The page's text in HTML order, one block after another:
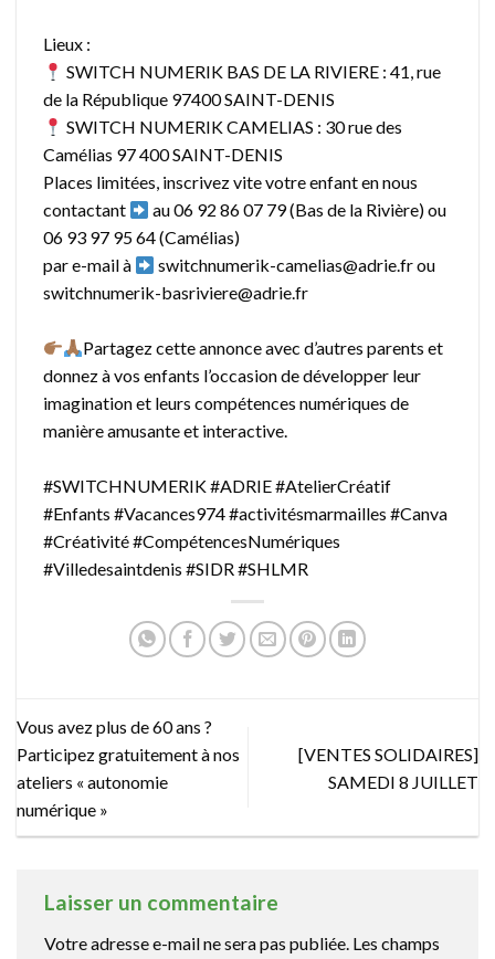
Lieux :
SWITCH NUMERIK BAS DE LA RIVIERE : 41, rue
de la République 97400 SAINT-DENIS
SWITCH NUMERIK CAMELIAS : 30 rue des
Camélias 97 400 SAINT-DENIS
Places limitées, inscrivez vite votre enfant en nous
contactant
au 06 92 86 07 79 (Bas de la Rivière) ou
06 93 97 95 64 (Camélias)
par e-mail à
switchnumerik-camelias@adrie.fr ou
switchnumerik-basriviere@adrie.fr
Partagez cette annonce avec d’autres parents et
donnez à vos enfants l’occasion de développer leur
imagination et leurs compétences numériques de
manière amusante et interactive.
#SWITCHNUMERIK#ADRIE#AtelierCréatif
#Enfants #Vacances974#activitésmarmailles #Canva
#Créativité#CompétencesNumériques
#Villedesaintdenis #SIDR#SHLMR
Vous avez plus de 60 ans ?
Participez gratuitement à nos
ateliers « autonomie
numérique »
[VENTES SOLIDAIRES]
SAMEDI 8 JUILLET
Laisser un commentaire
Votre adresse e-mail ne sera pas publiée. Les champs